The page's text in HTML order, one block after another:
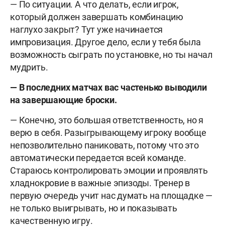
— По ситуации. А что делать, если игрок,
который должен завершать комбинацию
наглухо закрыт? Тут уже начинается
импровизация. Другое дело, если у тебя была
возможность сыграть по установке, но ты начал
мудрить.
— В последних матчах вас частенько выводили
на завершающие броски.
— Конечно, это большая ответственность, но я
верю в себя. Разыгрывающему игроку вообще
непозволительно паниковать, потому что это
автоматически передается всей команде.
Стараюсь контролировать эмоции и проявлять
хладнокровие в важные эпизоды. Тренер в
первую очередь учит нас думать на площадке —
не только выигрывать, но и показывать
качественную игру.